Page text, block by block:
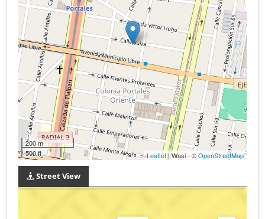
200 m
500 ft
Leaflet| Wasi - ©OpenStreetMap
Street View